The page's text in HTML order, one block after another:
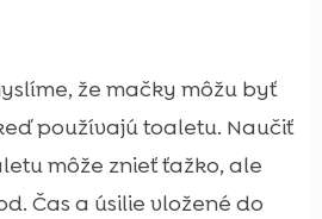
že mačky môžu byť
používajú toaletu. Naučiť
môže znieť ťažko, ale
Čas a úsilie vložené do